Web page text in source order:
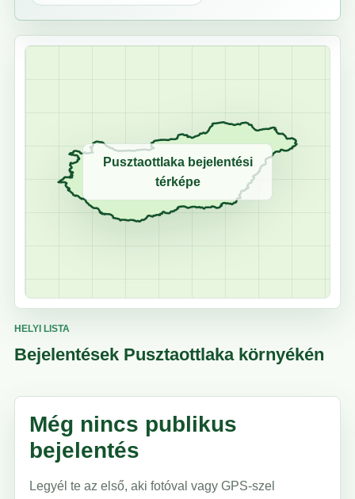
Pusztaottlaka bejelentési
térképe
HELYI LISTA
Bejelentések Pusztaottlaka környékén
Még nincs publikus
bejelentés
Legyél te az első, aki fotóval vagy GPS-szel